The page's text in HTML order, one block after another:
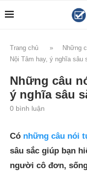
Trang chủ » Những
Nội Tâm hay, ý nghĩa
Những câu
ý nghĩa sâu
0 bình luận
Có những câu nói
sâu sắc giúp bạn
người cô đơn,